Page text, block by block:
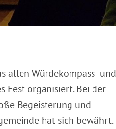
allen Würdekompass- und
Fest organisiert. Bei der
Begeisterung und
hat sich bewährt.